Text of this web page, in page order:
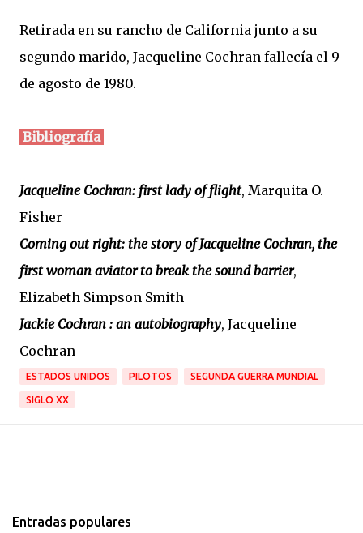
Retirada en su rancho de California junto a su
segundo marido, Jacqueline Cochran fallecía el 9
de agosto de 1980.
Bibliografía
Jacqueline Cochran: first lady of flight, Marquita O.
Fisher
Coming out right: the story of Jacqueline Cochran, the
first woman aviator to break the sound barrier,
Elizabeth Simpson Smith
Jackie Cochran : an autobiography, Jacqueline
Cochran
ESTADOS UNIDOS PILOTOS SEGUNDA GUERRA MUNDIAL
SIGLO XX
Entradas populares